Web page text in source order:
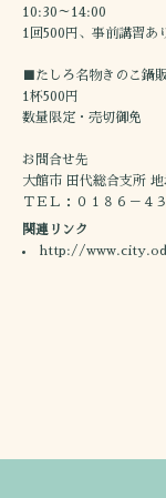
10:30～14:00
1回500円、事前講習あ
■たしろ名物きのこ鍋
1杯500円
数量限定・売切御免
お問合せ先
大館市 田代総合支所
ＴＥＬ：０１８６－４
関連リンク
http://